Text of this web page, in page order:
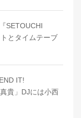
SETOUCHI
とタイムテーブ
IT!
貴」DJには小西